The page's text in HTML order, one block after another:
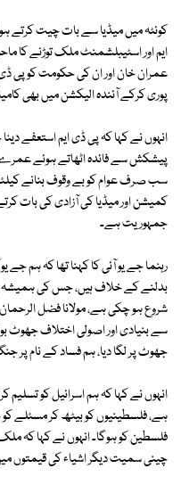
کوئٹہ میں میڈیا سے بات چیت کرتے
ایم اور اسٹیبلشمنٹ ملک توڑنے کا
عمران خان اور ان کی حکومت کو پی
پوری کرکے آئندہ الیکشن میں بھی
انہوں نے کہا کہ پی ڈی ایم استعفے
پیشکش سے فائدہ اٹھاتے ہوئے عمرے
سب صرف عوام کو بے وقوف بنانے
کمیشن اور میڈیا کی آزادی کی بات
جمہوریت ہے۔
رہنما جے یو آئی کا کہنا تھا کہ ہم
بدلنے کے خلاف ہیں، جس کی ہمیشہ
شروع ہو چکی ہے، مولانا فضل
سے بنیادی اور اصولی اختلاف جھوٹ
جھوٹ پر لگا دیا، ہم فساد کے نام
انہوں نے کہا کہ ہم اسرائیل کو تسلیم
ہے، فلسطینیوں کو بیٹھ کر مسئلے کو
فلسطین کو ہوگا۔ انہوں نے کہا کہ
چینی سمیت دیگر اشیاء کی قیمتوں